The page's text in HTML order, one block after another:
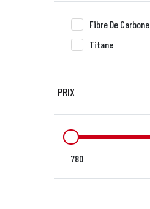
Fibre De Carbone
Titane
PRIX
780